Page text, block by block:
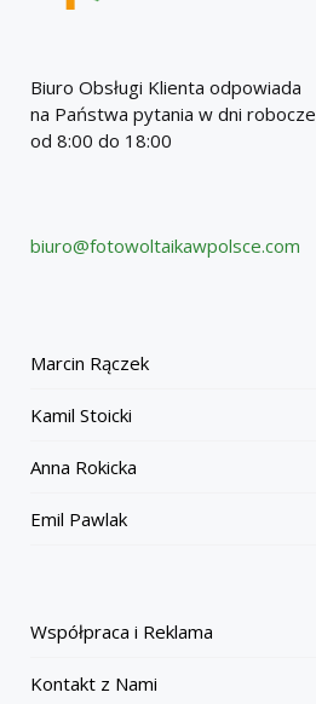
Biuro Obsługi Klienta odpowiada
na Państwa pytania w dni robocze
od 8:00 do 18:00
biuro@fotowoltaikawpolsce.com
Marcin Rączek
Kamil Stoicki
Anna Rokicka
Emil Pawlak
Współpraca i Reklama
Kontakt z Nami